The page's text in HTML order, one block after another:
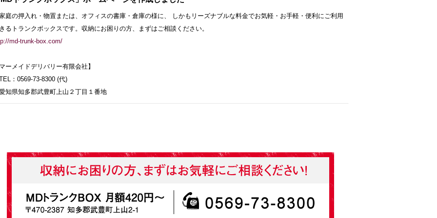
庭の押入れ・物置または、オフィスの書庫・倉庫の様に、 しかもリーズナブルな料金でお気軽・お手軽・便利にご利用
るトランクボックスです。収納にお困りの方、まずはご相談ください。
md-trunk-box.com/
マーメイドデリバリー有限会社】
：0569-73-8300 (代)
知県知多郡武豊町上山２丁目１番地